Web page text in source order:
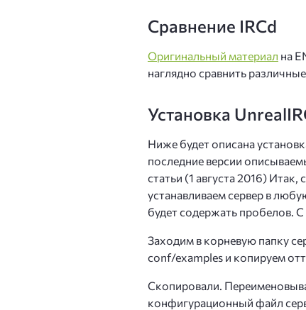
Сравнение IRCd
Оригинальный материал на
наглядно сравнить
Установка
Ниже будет описана
последние версии
статьи (1 августа 2016) Итак,
устанавливаем сервер в
будет содержать пробелов.
Заходим в корневую папку
conf/examples и копируем
Скопировали.
конфигурационный файл